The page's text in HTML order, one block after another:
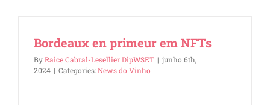
Bordeaux en primeur em NFTs
ByRaice Cabral-Lesellier DipWSET | junho 6th,
2024 | Categories:News do Vinho